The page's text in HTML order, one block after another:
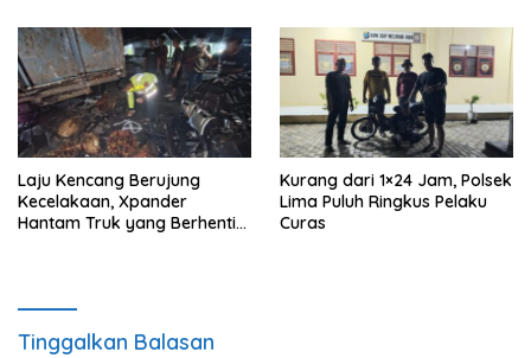
Mushollah Al Maghribi
Laju Kencang Berujung
Kecelakaan, Xpander
Hantam Truk yang Berhenti
Kurang dari 1×24 Jam, Polsek
Lima Puluh Ringkus Pelaku
Curas
Tinggalkan Balasan